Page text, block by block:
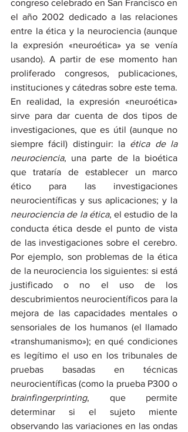
congreso celebrado en San Francisco en
el año 2002 dedicado a las relaciones
entre la ética y la neurociencia (aunque
la expresión «neuroética» ya se venía
usando). A partir de ese momento han
proliferado congresos, publicaciones,
instituciones y cátedras sobre este tema.
En realidad, la expresión «neuroética»
sirve para dar cuenta de dos tipos de
investigaciones, que es útil (aunque no
siempre fácil) distinguir: la ética de la
neurociencia, una parte de la bioética
que trataría de establecer un marco
ético para las investigaciones
neurocientíficas y sus aplicaciones; y
neurociencia de la ética, el estudio de la
conducta ética desde el punto de vista
de las investigaciones sobre el cerebro.
Por ejemplo, son problemas de la ética
de la neurociencia los siguientes: si está
justificado o no el uso de los
descubrimientos neurocientíficos para la
mejora de las capacidades mentales o
sensoriales de los humanos (el llamado
«transhumanismo»); en qué condiciones
es legítimo el uso en los tribunales de
pruebas basadas en técnicas
neurocientíficas (como la prueba P300 o
brainfingerprinting, que permite
determinar si el sujeto miente
observando las variaciones en las ondas